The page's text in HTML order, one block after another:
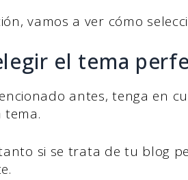
vamos a ver cómo
el tema
antes, tenga en
tema.
si se trata de tu blog